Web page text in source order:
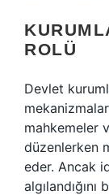
ROLÜ
Devlet
mahkemeler
düzenlerken
eder. Ancak